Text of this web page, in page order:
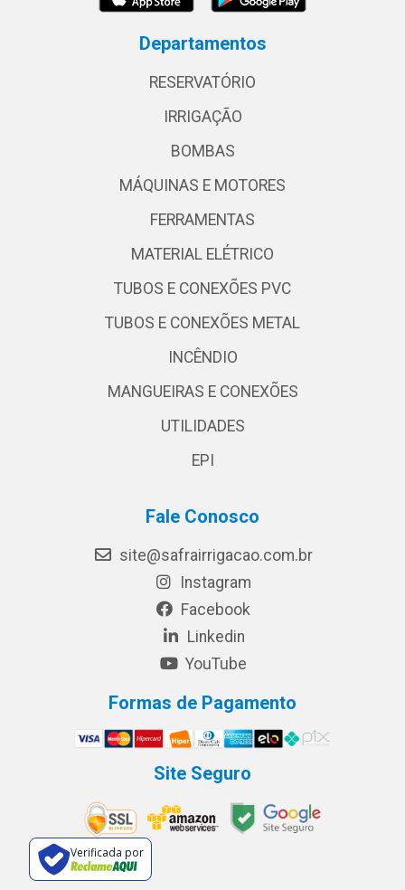
Departamentos
RESERVATÓRIO
IRRIGAÇÃO
BOMBAS
MÁQUINAS E MOTORES
FERRAMENTAS
MATERIAL ELÉTRICO
TUBOS E CONEXÕES PVC
TUBOS E CONEXÕES METAL
INCÊNDIO
MANGUEIRAS E CONEXÕES
UTILIDADES
EPI
Fale Conosco
site@safrairrigacao.com.br
Instagram
Facebook
Linkedin
YouTube
Formas de Pagamento
Site Seguro
Verificada por